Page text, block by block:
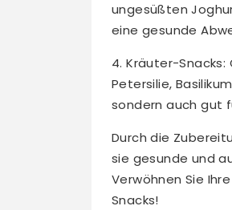
ungesüßten
eine gesunde
4. Kräuter-
Petersilie,
sondern auch gut
Durch die
sie gesunde und
Verwöhnen Sie
Snacks!